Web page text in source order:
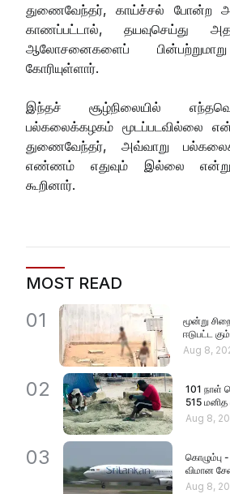
துணைவேந்தர், காய்ச்சல் போன்ற
காணப்பட்டால், தயவுசெய்து
ஆலோசனைகளைப்
கோரியுள்ளார்.
இந்தச் சூழ்நிலையில்
பல்கலைக்கழகம் மூடப்படவில்லை
துணைவேந்தர், அவ்வாறு
எண்ணம் எதுவும் இல்லை
கூறினார்.
MOST READ
01
மூன்று
ஈடுபட்ட
Aug 8,
02
101 நாள்
515 மனித
Aug 8,
03
விமான
Aug 8,